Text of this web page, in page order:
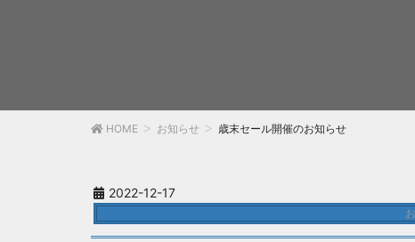
HOME お知らせ 歳末セール開催のお知らせ
2022-12-17